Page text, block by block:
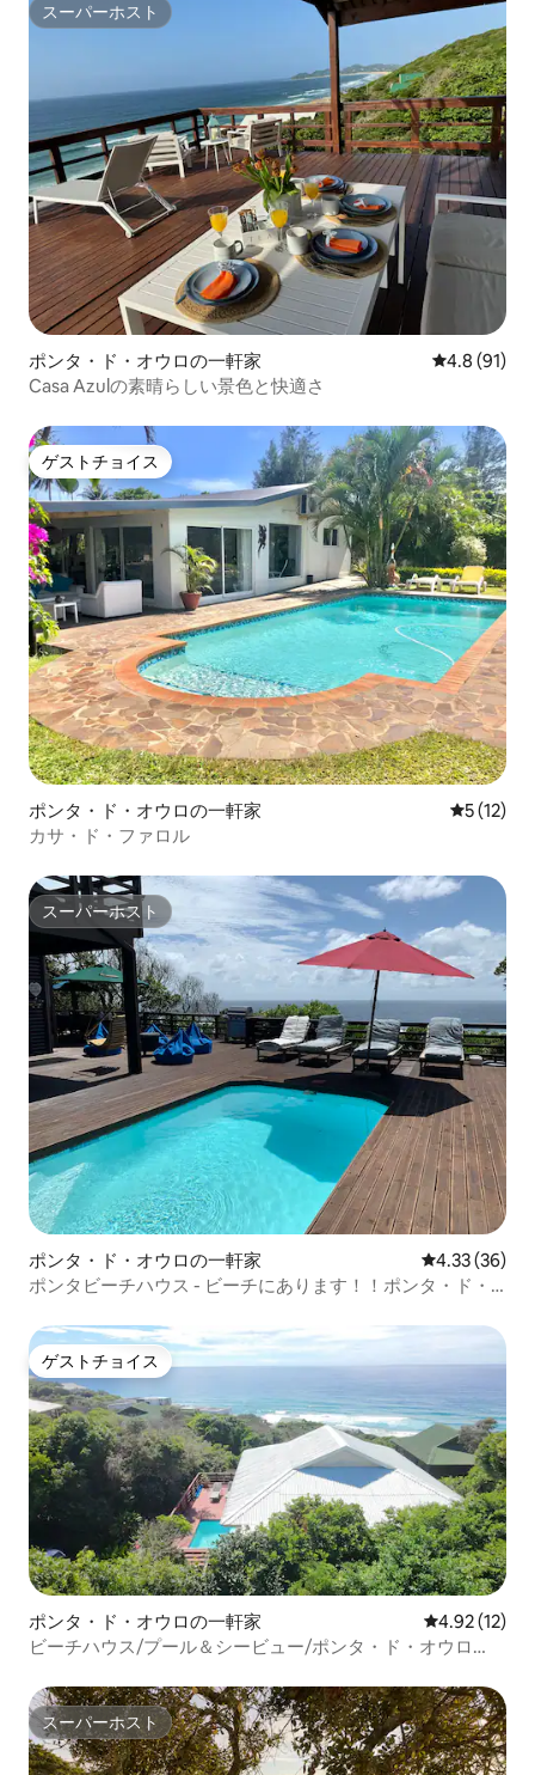
スーパーホスト
スーパーホスト
ポンタ・ド・オウロの一軒家 レビュー91
4.8 (91)
Casa Azulの素晴らしい景色と快適さ
ゲストチョイス
ゲストチョイス
ポンタ・ド・オウロの一軒家 レビュー
5 (12)
カサ・ド・ファロル
スーパーホスト
スーパーホスト
ポンタ・ド・オウロの一軒家 レビュー36
4.33 (36)
ポンタビーチハウス - ビーチにあります！！ポンタ・ド・
ゲストチョイス
ゲストチョイス
ポンタ・ド・オウロの一軒家 レビュー12
4.92 (12)
ビーチハウス/プール＆シービュー/ポンタ・ド・オウロ
スーパーホスト
スーパーホスト